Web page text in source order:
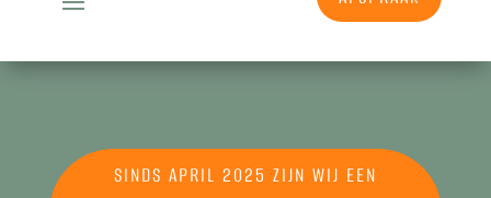
SINDS APRIL 2025 ZIJN WIJ EEN